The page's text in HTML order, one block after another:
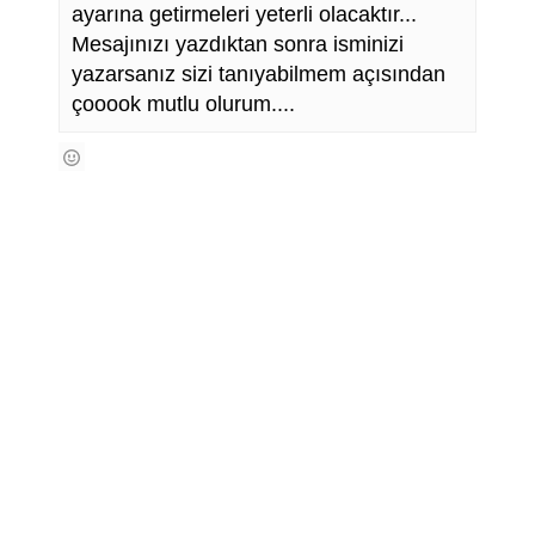
ayarına getirmeleri yeterli olacaktır...
Mesajınızı yazdıktan sonra isminizi
yazarsanız sizi tanıyabilmem açısından
çooook mutlu olurum....